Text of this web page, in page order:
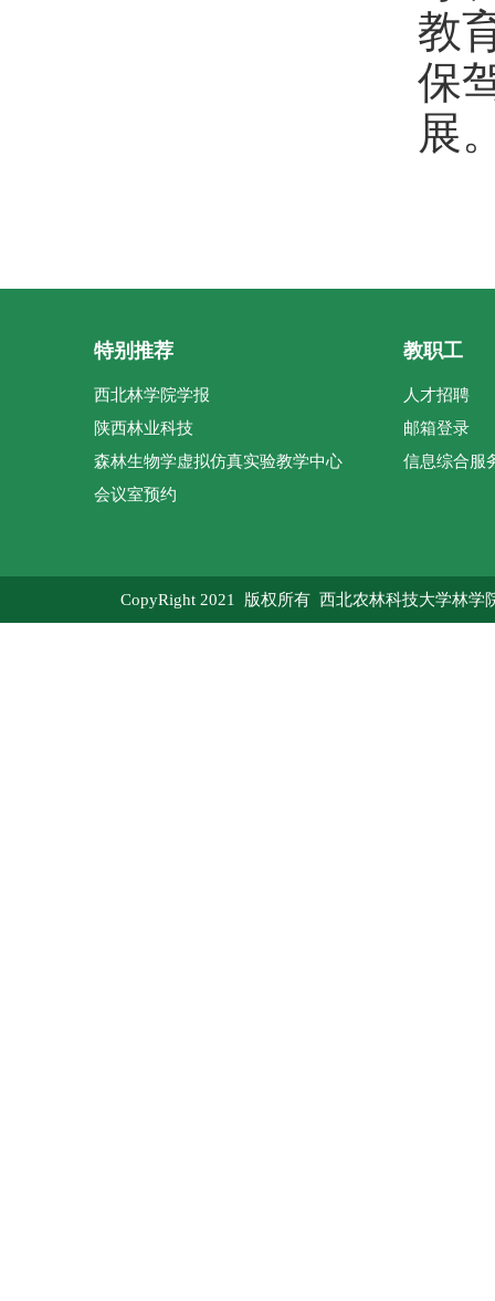
教
保
展
特别推荐
西北林学院学报
陕西林业科技
森林生物学虚拟仿真实验教学中心
会议室预约
教职工
人才招聘
邮箱登录
信息综合服
CopyRight 2021 版权所有 西北农林科技大学林